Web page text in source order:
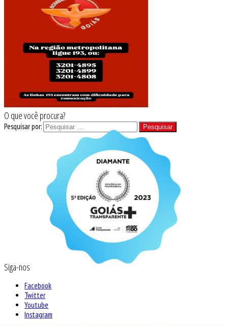
O que você procura?
Pesquisar por:
Siga-nos
Facebook
Twitter
Youtube
Instagram